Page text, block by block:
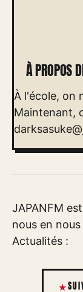
À PROPOS
À l'école, on
Maintenant,
JAPANFM
nous en
Actualités :